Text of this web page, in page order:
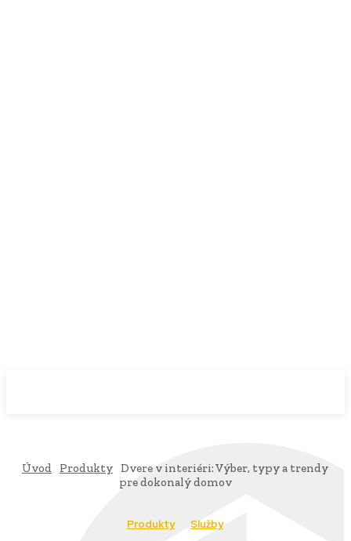
Úvod Produkty Dvere v interiéri: Výber, typy a trendy
pre dokonalý domov
Produkty Služby